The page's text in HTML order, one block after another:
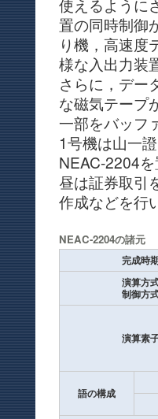
置の同時制御
り機，高速度
様な入出力装
さらに，デー
な磁気テープ
一部をバッフ
1号機は山一
NEAC-2204
昼は証券取引
作成などを行
NEAC-2204の諸元
完成時
演算方
制御方
演算素
語の構成